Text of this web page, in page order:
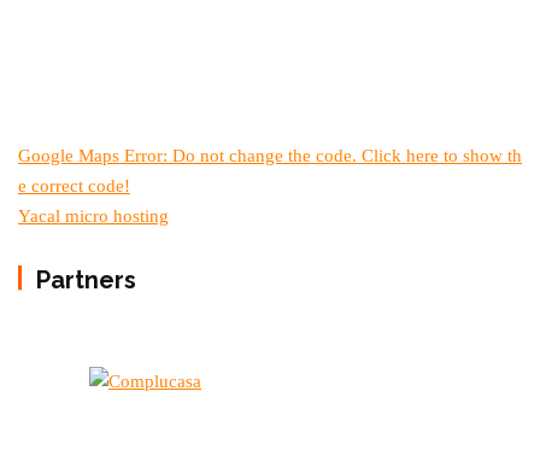
Google Maps Error: Do not change the code. Click here to show th
e correct code!
Yacal micro hosting
Partners